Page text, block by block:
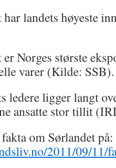
har landets høyeste
er Norges største
varer (Kilde: SSB).
ledere ligger langt
ansatte stor tillit
om Sørlandet på:
2011/09/11/